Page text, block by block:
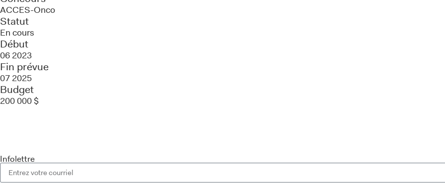
ACCES-Onco
Statut
En cours
Début
06 2023
Fin prévue
07 2025
Budget
200 000 $
Infolettre